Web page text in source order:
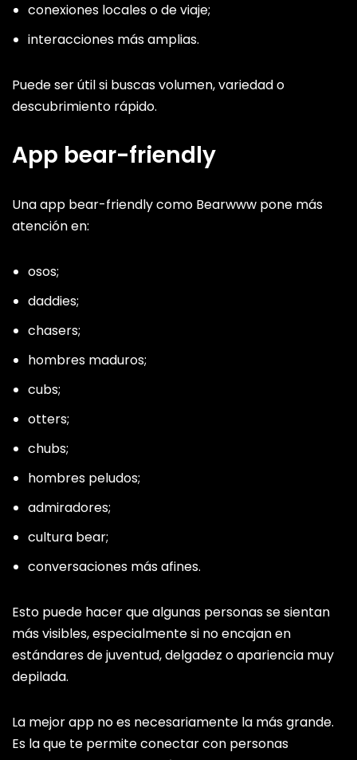
conexiones locales o de viaje;
interacciones más amplias.
Puede ser útil si buscas volumen, variedad o
descubrimiento rápido.
App bear-friendly
Una app bear-friendly como Bearwww pone más
atención en:
osos;
daddies;
chasers;
hombres maduros;
cubs;
otters;
chubs;
hombres peludos;
admiradores;
cultura bear;
conversaciones más afines.
Esto puede hacer que algunas personas se sientan
más visibles, especialmente si no encajan en
estándares de juventud, delgadez o apariencia muy
depilada.
La mejor app no es necesariamente la más grande.
Es la que te permite conectar con personas